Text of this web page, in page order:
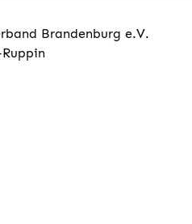
Brandenburg e.V.